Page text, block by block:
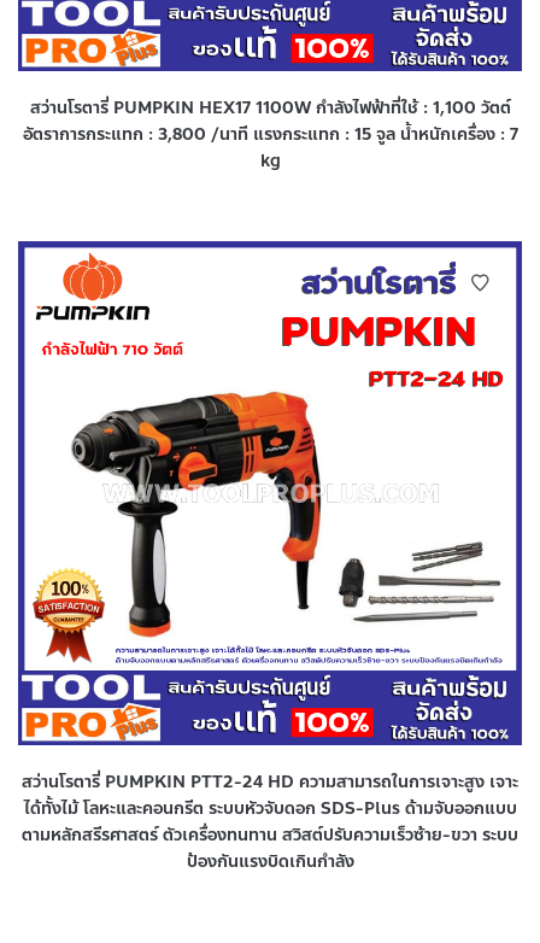
สว่านโรตารี่ PUMPKIN HEX17 1100W กำลังไฟฟ้าที่ใช้ : 1,100 วัตต์
อัตราการกระแทก : 3,800 /นาที แรงกระแทก : 15 จูล น้ำหนักเครื่อง : 7
kg
สว่านโรตารี่ PUMPKIN PTT2-24 HD ความสามารถในการเจาะสูง เจาะ
ได้ทั้งไม้ โลหะและคอนกรีต ระบบหัวจับดอก SDS-Plus ด้ามจับออกแบบ
ตามหลักสรีรศาสตร์ ตัวเครื่องทนทาน สวิสต์ปรับความเร็วซ้าย-ขวา ระบบ
ป้องกันแรงบิดเกินกำลัง